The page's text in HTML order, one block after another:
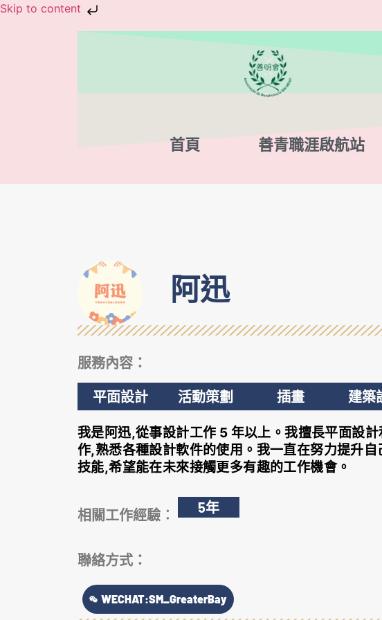
Skip to content
首頁 善青職涯啟航站
阿迅
服務內容：
平面設計
活動策劃 插畫 建築
我是阿迅,從事設計工作 5 年以上。我擅長平面設計
作,熟悉各種設計軟件的使用。我一直在努力提升自
技能,希望能在未來接觸更多有趣的工作機會。
相關工作經驗︰ 5年
聯絡方式 ：
WECHAT:SM_GreaterBay